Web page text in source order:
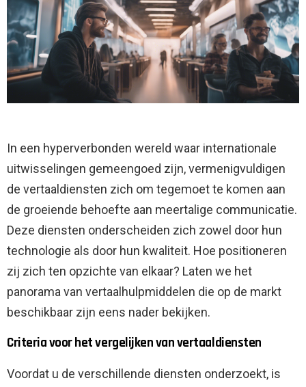
In een hyperverbonden wereld waar internationale
uitwisselingen gemeengoed zijn, vermenigvuldigen
de vertaaldiensten zich om tegemoet te komen aan
de groeiende behoefte aan meertalige communicatie.
Deze diensten onderscheiden zich zowel door hun
technologie als door hun kwaliteit. Hoe positioneren
zij zich ten opzichte van elkaar? Laten we het
panorama van vertaalhulpmiddelen die op de markt
beschikbaar zijn eens nader bekijken.
Criteria voor het vergelijken van vertaaldiensten
Voordat u de verschillende diensten onderzoekt, is